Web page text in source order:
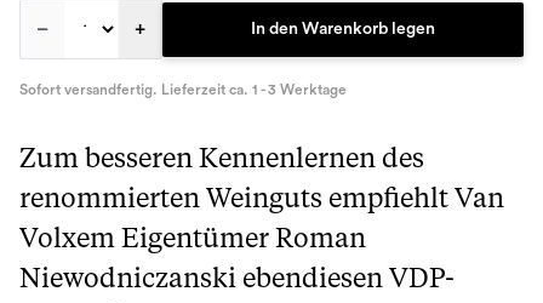
– + In den Warenkorb legen
Sofort versandfertig. Lieferzeit ca. 1 - 3 Werktage
Zum besseren Kennenlernen des
renommierten Weinguts empfiehlt Van
Volxem Eigentümer Roman
Niewodniczanski ebendiesen VDP-